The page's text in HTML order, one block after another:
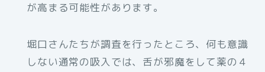
が高まる可能性があります。
堀口さんたちが調査を行ったところ、何も意識
しない通常の吸入では、舌が邪魔をして薬の４